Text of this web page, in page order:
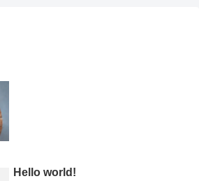
Hello world!